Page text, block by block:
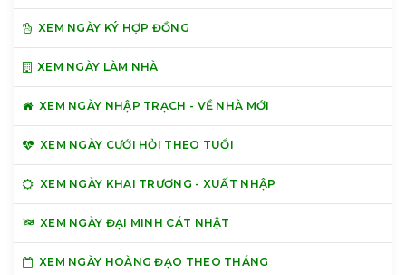
XEM NGÀY KÝ HỢP ĐỒNG
XEM NGÀY LÀM NHÀ
XEM NGÀY NHẬP TRẠCH - VỀ NHÀ MỚI
XEM NGÀY CƯỚI HỎI THEO TUỔI
XEM NGÀY KHAI TRƯƠNG - XUẤT NHẬP
XEM NGÀY ĐẠI MINH CÁT NHẬT
XEM NGÀY HOÀNG ĐẠO THEO THÁNG